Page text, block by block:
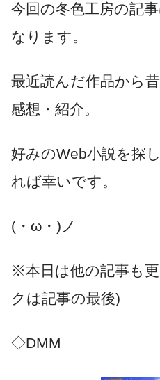
今回の冬色工房の記
なります。
最近読んだ作品から
感想・紹介。
好みのWeb小説を探
れば幸いです。
(・ω・)ノ
※本日は他の記事も
クは記事の最後)
◇DMM